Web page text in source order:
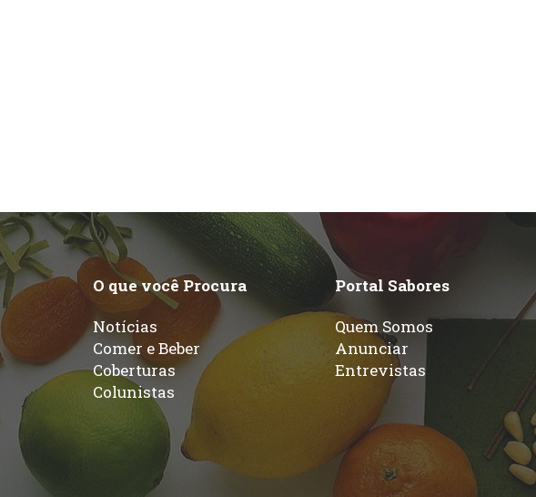
O que você Procura
Notícias
Comer e Beber
Coberturas
Colunistas
Portal Sabores
Quem Somos
Anunciar
Entrevistas